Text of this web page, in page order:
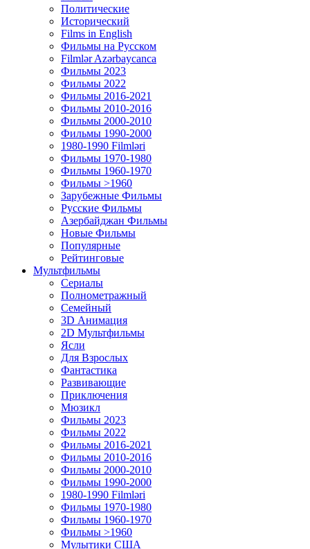
Политические
Исторический
Films in English
Фильмы на Русском
Filmlər Azərbaycanca
Фильмы 2023
Фильмы 2022
Фильмы 2016-2021
Фильмы 2010-2016
Фильмы 2000-2010
Фильмы 1990-2000
1980-1990 Filmləri
Фильмы 1970-1980
Фильмы 1960-1970
Фильмы >1960
Зарубежные Фильмы
Русские Фильмы
Азербайджан Фильмы
Новые Фильмы
Популярные
Рейтинговые
Мультфильмы
Сериалы
Полнометражный
Семейный
3D Анимация
2D Мультфильмы
Ясли
Для Взрослых
Фантастика
Развивающие
Приключения
Мюзикл
Фильмы 2023
Фильмы 2022
Фильмы 2016-2021
Фильмы 2010-2016
Фильмы 2000-2010
Фильмы 1990-2000
1980-1990 Filmləri
Фильмы 1970-1980
Фильмы 1960-1970
Фильмы >1960
Мулытики США